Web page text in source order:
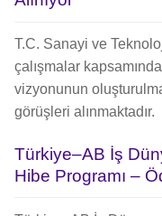
T.C. Sanayi ve
çalışmalar
vizyonunun
görüşleri alınmaktadır.
Türkiye–AB İş
Hibe Programı –